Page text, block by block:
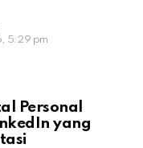
5:29 pm
Personal
yang